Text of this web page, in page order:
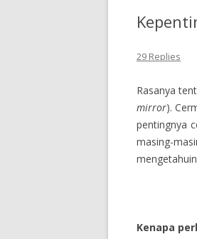
29 Replies
Rasanya
mirror).
pentingnya
masing-
Kenapa